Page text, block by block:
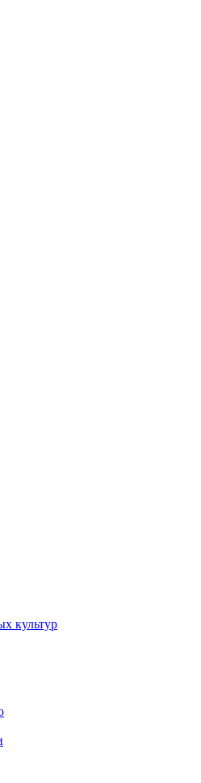
— высшее музыкальное
РСФСР,
европейской
культур